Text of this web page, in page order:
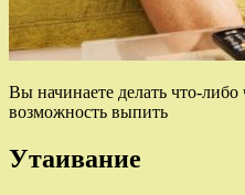
Вы начинаете делать что-
возможность выпить
Утаивание